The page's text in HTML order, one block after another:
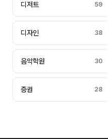
디저트 59
디자인 38
음악학원 30
증권 28